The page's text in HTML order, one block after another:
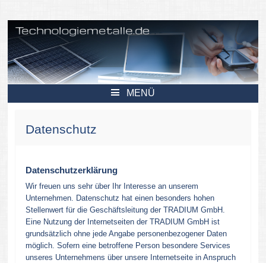
Technologiemetalle.de – Sondermetalle und Seltene Erden.
MENÜ
ZUM
Datenschutz
Datenschutzerklärung
Wir freuen uns sehr über Ihr Interesse an unserem
Unternehmen. Datenschutz hat einen besonders hohen
Stellenwert für die Geschäftsleitung der TRADIUM GmbH.
Eine Nutzung der Internetseiten der TRADIUM GmbH ist
grundsätzlich ohne jede Angabe personenbezogener Daten
möglich. Sofern eine betroffene Person besondere Services
unseres Unternehmens über unsere Internetseite in Anspruch